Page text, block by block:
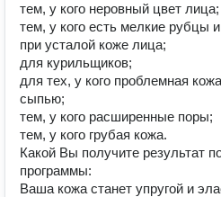
тем, у кого неровный цвет лица;
тем, у кого есть мелкие рубцы
при усталой коже лица;
для курильщиков;
для тех, у кого проблемная
сыпью;
тем, у кого расширенные поры;
тем, у кого грубая кожа.
Какой Вы получите результат
программы:
Ваша кожа станет упругой и